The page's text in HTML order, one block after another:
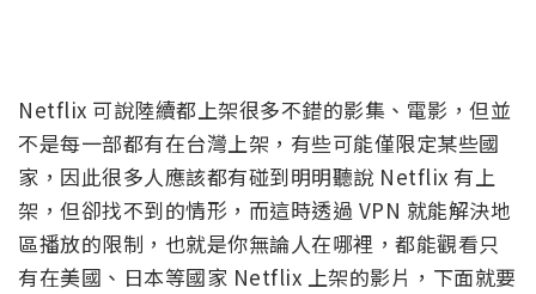
Netflix 可說陸續都上架很多不錯的影集、電影，但並
不是每一部都有在台灣上架，有些可能僅限定某些國
家，因此很多人應該都有碰到明明聽說 Netflix 有上
架，但卻找不到的情形，而這時透過 VPN 就能解決地
區播放的限制，也就是你無論人在哪裡，都能觀看只
有在美國、日本等國家 Netflix 上架的影片，下面就要